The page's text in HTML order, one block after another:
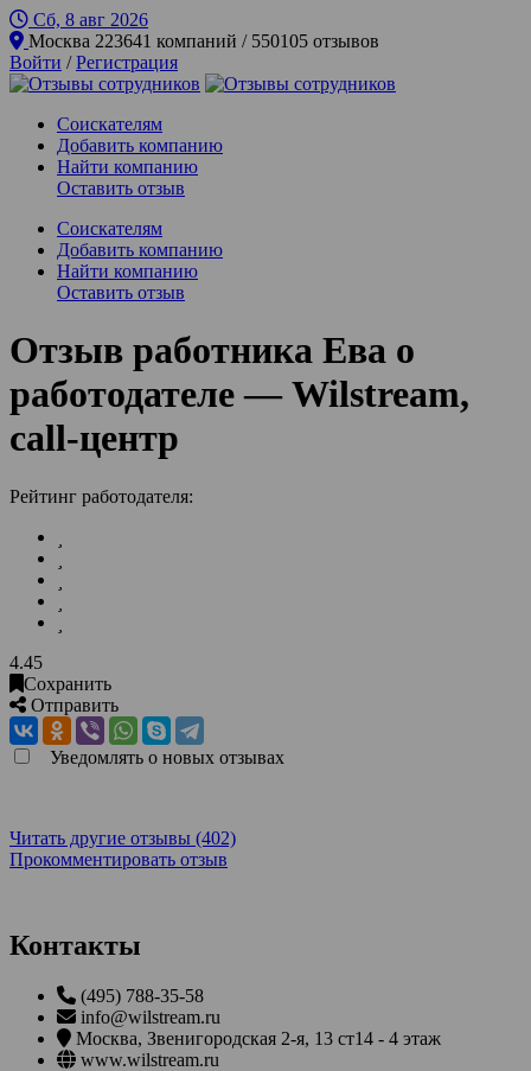
Сб, 8 авг 2026
Москва
223641 компаний / 550105 отзывов
Войти /Регистрация
Соискателям
Добавить компанию
Найти компанию
Оставить отзыв
Соискателям
Добавить компанию
Найти компанию
Оставить отзыв
Отзыв работника Ева о
работодателе — Wilstream,
call-центр
Рейтинг работодателя:
4.45
Сохранить
Отправить
Уведомлять о новых отзывах
Читать другие отзывы (402)
Прокомментировать отзыв
Контакты
(495) 788-35-58
info@wilstream.ru
Москва, Звенигородская 2-я, 13 ст14 - 4 этаж
www.wilstream.ru